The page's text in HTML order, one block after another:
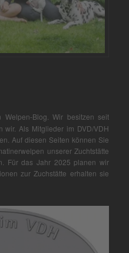
Blog. Wir besitzen seit
wir. Als Mitglieder im DVD/VDH
Auf diesen Seiten können Sie
unserer Zuchtstätte
Für das Jahr 2025 planen wir
zur Zuchstätte erhalten sie